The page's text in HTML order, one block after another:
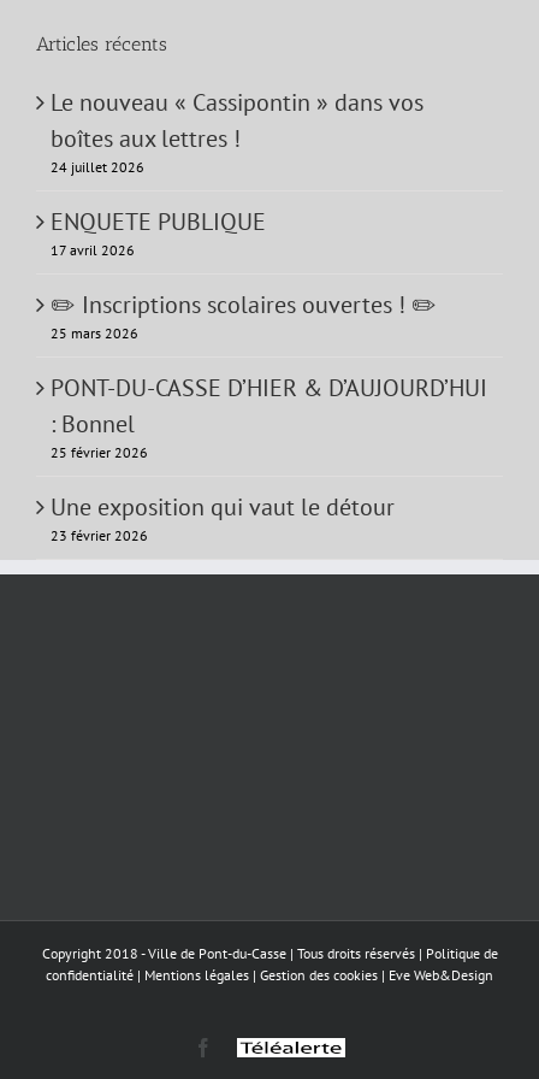
Articles récents
Le nouveau « Cassipontin » dans vos
boîtes aux lettres !
24 juillet 2026
ENQUETE PUBLIQUE
17 avril 2026
✏️ Inscriptions scolaires ouvertes ! ✏️
25 mars 2026
PONT-DU-CASSE D’HIER & D’AUJOURD’HUI
: Bonnel
25 février 2026
Une exposition qui vaut le détour
23 février 2026
Copyright 2018 - Ville de Pont-du-Casse | Tous droits réservés | Politique de
confidentialité | Mentions légales | Gestion des cookies | Eve Web&Design
Facebook
Téléalerte